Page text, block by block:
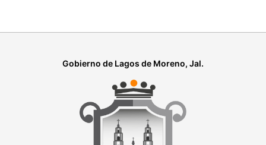
Gobierno de Lagos de Moreno, Jal.